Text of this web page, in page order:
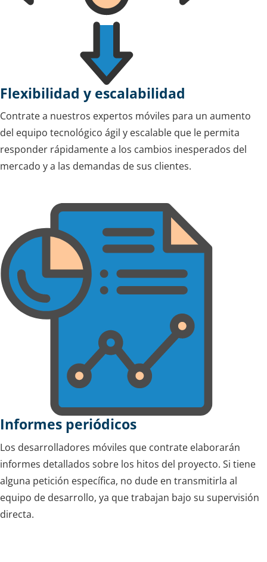
Flexibilidad y escalabilidad
Contrate a nuestros expertos móviles para un aumento
del equipo tecnológico ágil y escalable que le permita
responder rápidamente a los cambios inesperados del
mercado y a las demandas de sus clientes.
Informes periódicos
Los desarrolladores móviles que contrate elaborarán
informes detallados sobre los hitos del proyecto. Si tiene
alguna petición específica, no dude en transmitirla al
equipo de desarrollo, ya que trabajan bajo su supervisión
directa.